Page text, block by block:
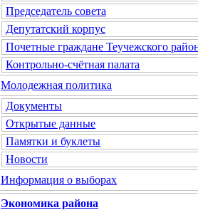
Председатель совета
Депутатский корпус
Почетные граждане Теучежского
Контрольно-счётная палата
Молодежная политика
Документы
Открытые данные
Памятки и буклеты
Новости
Информация о выборах
Экономика района